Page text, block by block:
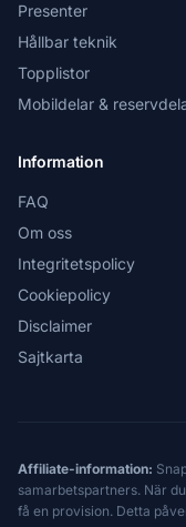
Presenter
Hållbar teknik
Topplistor
Mobildelar &
Information
FAQ
Om oss
Integritetspolicy
Cookiepolicy
Disclaimer
Sajtkarta
Affiliate-information:
samarbetspartners. När
få en provision. Detta